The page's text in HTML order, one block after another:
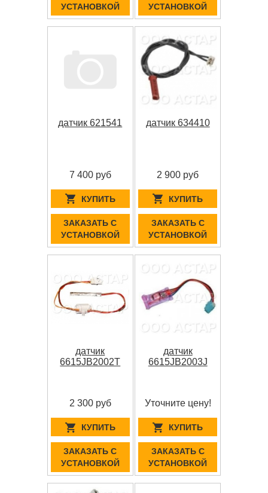
УСТАНОВКОЙ
УСТАНОВКОЙ
датчик 621541
7 400 руб
КУПИТЬ
ЗАКАЗАТЬ С
УСТАНОВКОЙ
датчик 634410
2 900 руб
КУПИТЬ
ЗАКАЗАТЬ С
УСТАНОВКОЙ
датчик
6615JB2002T
2 300 руб
КУПИТЬ
ЗАКАЗАТЬ С
УСТАНОВКОЙ
датчик
6615JB2003J
Уточните цену!
КУПИТЬ
ЗАКАЗАТЬ С
УСТАНОВКОЙ